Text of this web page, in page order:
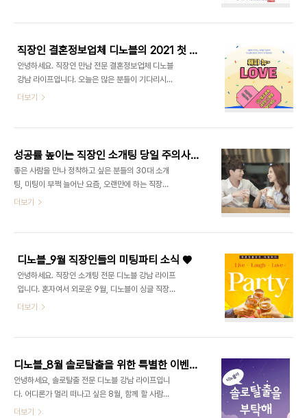
유하고 있고 각종 혈관 질환에도 좋은 작용을 합니다.
브랜드 대상은 올 한 해를 함께한 브랜드를 총 결산하
여 각 사업분야에서 소비자의 사랑을 받은 주인공을
선정하는 어워드로 결혼정보업체 디노블이 수상하는
영광을 안았습니다. 디노블은 결혼을 꿈꾸는 미혼남
녀에게 결혼 맞선을 주선하고, 성혼까지 책임지는 상
가입할 수 있으며 비공개 진행, 안심번호 사용 등의
니다. 또한 ..
직장인 결혼정보업체 디노블의 2021 첫 미팅파티 ♥
안녕하세요. 직장인 만남 전문 결혼정보업체 디노블
강남 라이프입니다. 오늘은 많은 분들이 기다리시는
디노블만의 특별한 미팅파티 소식을 전해드리려고
꼭! 나만의 운명의 상대를 만나고자 마음을 먹은 미혼
남녀 분들을 위해 결혼정보업체 디노블이 여느 때보
다 더욱 신경 써 준비한 2021년 첫 미팅파티인 ! 외
로운 겨울 저녁, 마음만은 따뜻하게 보내실 수 있도록
영화 속 주인공이 되는 로맨틱한 저녁 시간을 보내실
편하게 파티에 참석하실 수 있도록 교통이 편리한 강
더보기
성공률 높이는 직장인 소개팅 당일 주의사항 !
좋은 사람을 만나 정착하고 싶은 분들의 30대 소개
팅, 미팅이 부쩍 늘어난 요즘, 오랜만에 하는 직장인
소개팅을 어떻게 준비해야 할지 고민이신 분들을 위
다. 그러기에 가장 신경 쓰이는 부분도 소개팅 당일에
어떤 옷차림을 해야 할지 고민할 수 밖에 없습니다.
잘 보이려는 욕심에 과한 옷차림은 대화를 나누기 전
상대방에게 선입견을 심어줄 수도 있기에 평소에 갖
고 있는 옷 중에 깔끔하고 자신을 돋보이게 할 수 있
쓰이는 자리라 평소에 하지 않는 메이크업을 시도한
즐..
더보기
디노블_9월 직장인들의 미팅파티 소식 ♥
안녕하세요. 직장인 소개팅 전문 디노블 강남 라이프
입니다. 혼자여서 외로운 9월, 디노블이 싱글 직장인
들을 위한 퇴근 후 즐기는 미팅파티 를 준비했습니다.
만남의 기회입니다. 디노블의 솔로탈출 미팅파티 는
2020년 9월 25일 (금) 19시, 역삼 소재의 PUB에
서 열릴 예정이며 새로운 사랑을 꿈꾸는 미혼남녀
30명을 초대합니다. 파티에 참여하고 싶은 분들은
결혼정보회사 디노블의 홈페이지 하단 파티 신청하
더보기
디노블_8월 솔로탈출을 위한 특별한 이벤트 소식 !
안녕하세요, 솔로탈출 전문 디노블 강남 라이프입니
다. 어디론가 멀리 떠나고 싶은 8월, 함께 할 사람이
없어 외로운 미혼남녀들을 위해 디노블이 특별한 솔
더보기